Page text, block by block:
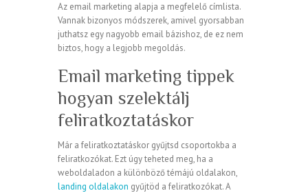
Az email marketing alapja a megfelelő címlista.
Vannak bizonyos módszerek, amivel gyorsabban
juthatsz egy nagyobb email bázishoz, de ez nem
biztos, hogy a legjobb megoldás.
Email marketing tippek
hogyan szelektálj
feliratkoztatáskor
Már a feliratkoztatáskor gyűjtsd csoportokba a
feliratkozókat. Ezt úgy teheted meg, ha a
weboldaladon a különböző témájú oldalakon,
landing oldalakon gyűjtöd a feliratkozókat. A